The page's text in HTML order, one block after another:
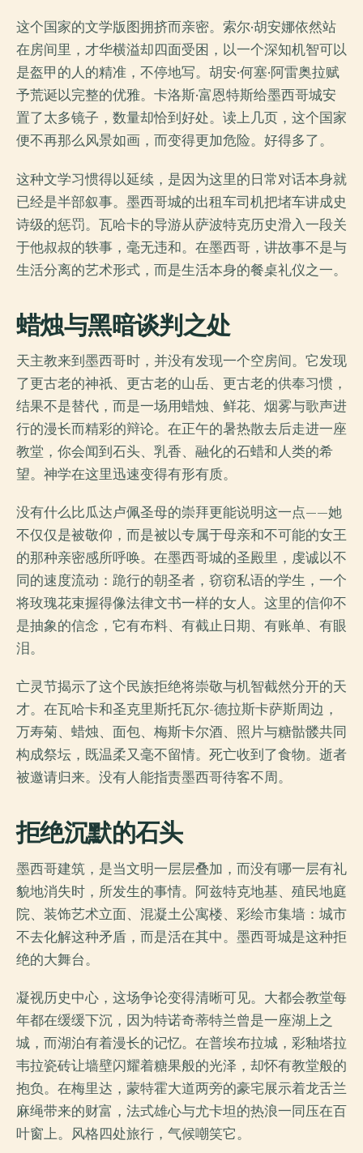
这个国家的文学版图拥挤而亲密。索尔·胡安娜依然站
在房间里，才华横溢却四面受困，以一个深知机智可以
是盔甲的人的精准，不停地写。胡安·何塞·阿雷奥拉赋
予荒诞以完整的优雅。卡洛斯·富恩特斯给墨西哥城安
置了太多镜子，数量却恰到好处。读上几页，这个国家
便不再那么风景如画，而变得更加危险。好得多了。
这种文学习惯得以延续，是因为这里的日常对话本身就
已经是半部叙事。墨西哥城的出租车司机把堵车讲成史
诗级的惩罚。瓦哈卡的导游从萨波特克历史滑入一段关
于他叔叔的轶事，毫无违和。在墨西哥，讲故事不是与
生活分离的艺术形式，而是生活本身的餐桌礼仪之一。
蜡烛与黑暗谈判之处
天主教来到墨西哥时，并没有发现一个空房间。它发现
了更古老的神祇、更古老的山岳、更古老的供奉习惯，
结果不是替代，而是一场用蜡烛、鲜花、烟雾与歌声进
行的漫长而精彩的辩论。在正午的暑热散去后走进一座
教堂，你会闻到石头、乳香、融化的石蜡和人类的希
望。神学在这里迅速变得有形有质。
没有什么比瓜达卢佩圣母的崇拜更能说明这一点——她
不仅仅是被敬仰，而是被以专属于母亲和不可能的女王
的那种亲密感所呼唤。在墨西哥城的圣殿里，虔诚以不
同的速度流动：跪行的朝圣者，窃窃私语的学生，一个
将玫瑰花束握得像法律文书一样的女人。这里的信仰不
是抽象的信念，它有布料、有截止日期、有账单、有眼
泪。
亡灵节揭示了这个民族拒绝将崇敬与机智截然分开的天
才。在瓦哈卡和圣克里斯托瓦尔-德拉斯卡萨斯周边，
万寿菊、蜡烛、面包、梅斯卡尔酒、照片与糖骷髅共同
构成祭坛，既温柔又毫不留情。死亡收到了食物。逝者
被邀请归来。没有人能指责墨西哥待客不周。
拒绝沉默的石头
墨西哥建筑，是当文明一层层叠加，而没有哪一层有礼
貌地消失时，所发生的事情。阿兹特克地基、殖民地庭
院、装饰艺术立面、混凝土公寓楼、彩绘市集墙：城市
不去化解这种矛盾，而是活在其中。墨西哥城是这种拒
绝的大舞台。
凝视历史中心，这场争论变得清晰可见。大都会教堂每
年都在缓缓下沉，因为特诺奇蒂特兰曾是一座湖上之
城，而湖泊有着漫长的记忆。在普埃布拉城，彩釉塔拉
韦拉瓷砖让墙壁闪耀着糖果般的光泽，却怀有教堂般的
抱负。在梅里达，蒙特霍大道两旁的豪宅展示着龙舌兰
麻绳带来的财富，法式雄心与尤卡坦的热浪一同压在百
叶窗上。风格四处旅行，气候嘲笑它。